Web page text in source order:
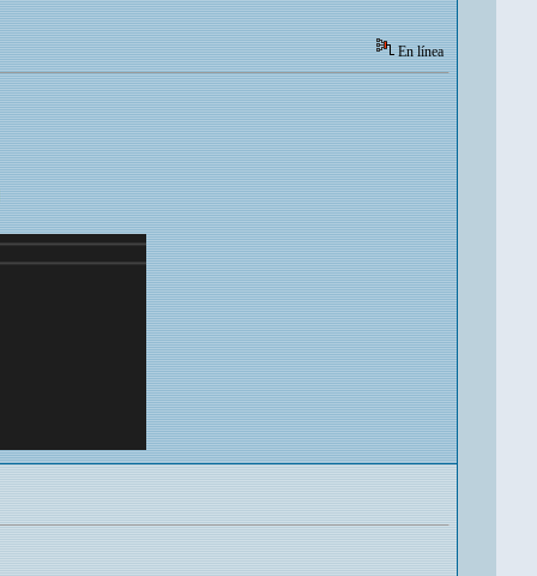
En línea